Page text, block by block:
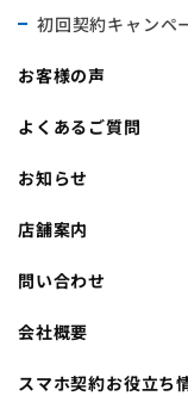
初回契約キャンペ
お客様の声
よくあるご質問
お知らせ
店舗案内
問い合わせ
会社概要
スマホ契約お役立ち